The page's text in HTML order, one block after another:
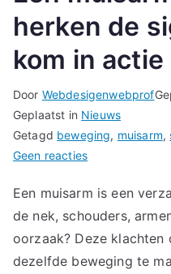
herken de
kom in actie
Door Webdesigenwebprof
Geplaatst in Nieuws
Getagd beweging, muisarm,
Geen reactiesop
muisarm
voorkomen:
herken
de
Een muisarm is een
de nek, schouders,
oorzaak? Deze
dezelfde beweging te